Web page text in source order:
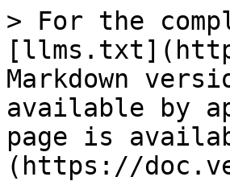
> For the
Markdown
available by
page is
(https://